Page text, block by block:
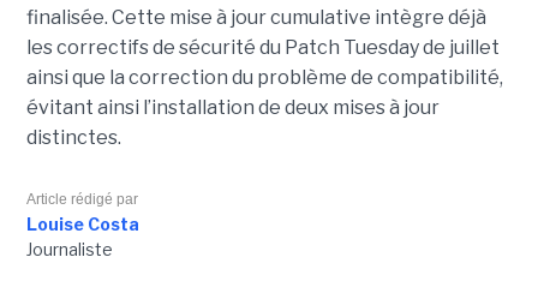
finalisée. Cette mise à jour cumulative intègre déjà
les correctifs de sécurité du Patch Tuesday de juillet
ainsi que la correction du problème de compatibilité,
évitant ainsi l’installation de deux mises à jour
distinctes.
Article rédigé par
Louise Costa
Journaliste